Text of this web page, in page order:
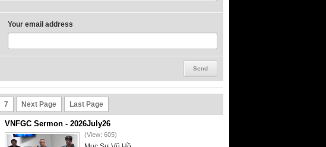
Your email address
7 Next Page Last Page
VNFGC Sermon - 2026July26
(View: 605)